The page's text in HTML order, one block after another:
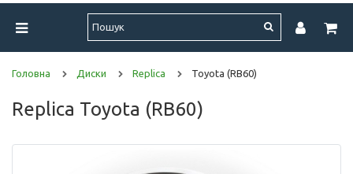
Головна Диски Replica Toyota (RB60)
Replica Toyota (RB60)